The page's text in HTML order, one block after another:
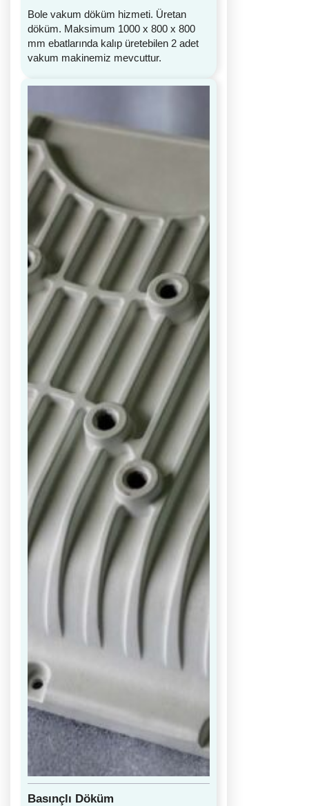
Bole vakum döküm hizmeti. Üretan
döküm. Maksimum 1000 x 800 x 800
mm ebatlarında kalıp üretebilen 2 adet
vakum makinemiz mevcuttur.
Basınçlı Döküm